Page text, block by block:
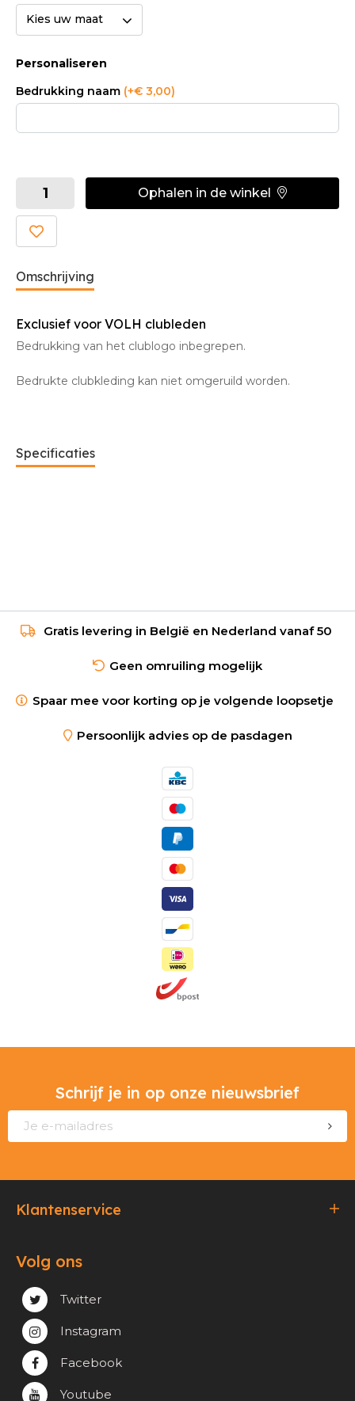
Kies uw maat
Personaliseren
Bedrukking naam (+€ 3,00)
Ophalen in de winkel
Omschrijving
Exclusief voor VOLH clubleden
Bedrukking van het clublogo inbegrepen.
Bedrukte clubkleding kan niet omgeruild worden.
Specificaties
Gratis levering in België en Nederland vanaf 50
Geen omruiling mogelijk
Spaar mee voor korting op je volgende loopsetje
Persoonlijk advies op de pasdagen
Schrijf je in op onze nieuwsbrief
Klantenservice
Verzending & Afhaling
Privacy & cookie beleid
Volg ons
Twitter
Instagram
Facebook
Youtube